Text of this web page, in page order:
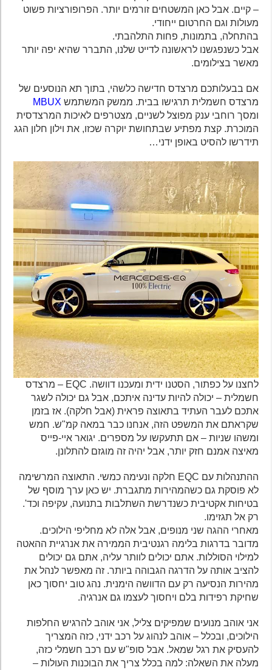
– קיים. אבל כאן המשטחים זורמים יותר. הפרופורציות פשוט
מעולות וגם החרטום ייחודי.
בהתחלה, בתמונות, פחות התלהבתי.
אבל כשנפגשנו לראשונה לדייט שלנו, התברר שהיא יפה יותר
מאשר בצילומים.
אם בבעלותכם מרצדס חדישה כלשהי, בתוך תא הנוסעים של
מרצדס חשמלית תרגישו בבית. ממשק המשתמשMBUX
ומסך רוחבי ענק מפוצל לשניים, מצטרפים לאיכות המרצדסית
המוכרת. קצת מפתיע שבתחושת יוקרה שכזו, את וילון חלון הגג
תידרשו להסיט באופן ידני…
לחצנו על כפתור, הסטנו ידית ומעכנו דוושה. EQC – מרצדס
חשמלית – יכולה להיות עדינה איתכם, אבל גם יכולה לשגר
אתכם לעבר העתיד בתאוצה פראית (אבל חלקה). אז בזמן
שקראתם את המשפט הזה, אנחנו כבר במאה קמ"ש. חמש
ומשהו שניות – אם תתעקשו על מספרים. יגואר איי-פייס
מאיצה אמנם חזק יותר, אבל יהיה זה מוגזם להתלונן.
ההתנהלות עם EQC חלקה ונעימה כמשי. התאוצה המרשימה
לא פוסקת גם כשהמהירות מתגברת. יש כאן ערך מוסף של
בטיחות אקטיבית כשנדרשת השתלבות בתנועה, עקיפה וכד'.
רק אל תגזימו.
מאחרי ההגה שני מנופים, אבל אלה לא מחליפי הילוכים.
מדובר בדרגות בלימה רגנטיבית הממירה את אנרגיית ההאטה
למילוי הסוללות. אתם יכולים לוותר עליה, אתם גם יכולים
להציב אותה על הדרגה הגבוהה ביותר. זה מאפשר לנהל את
מהירות הנסיעה רק עם הדוושה הימנית. נהג טוב יחסוך כאן
שחיקת רפידות בלם ויחסוך לעצמו גם אנרגיה.
אני אוהב מנועים שמפיקים צליל, אני אוהב להרגיש החלפות
הילוכים, ובכלל – אוהב לנהוג על רכב ידני, כזה המצריך
להעסיק את רגל שמאל. אבל סופ"ש עם רכב חשמלי כזה,
מעלה את השאלה: למה בכלל צריך את הבוכנות העולות –